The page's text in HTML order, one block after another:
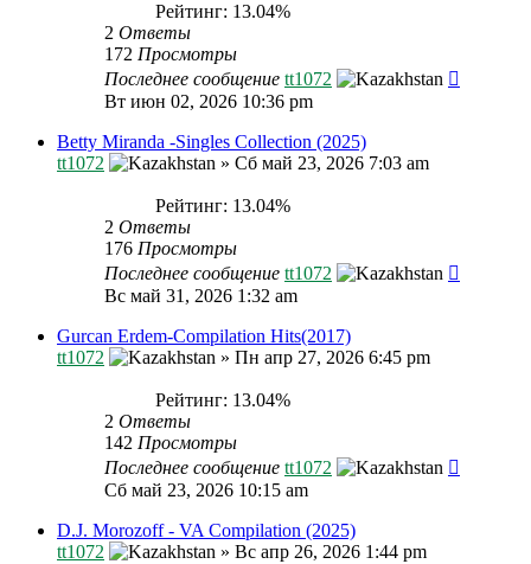
Рейтинг: 13.04%
2 Ответы
172 Просмотры
Последнее сообщение tt1072
Вт июн 02, 2026 10:36 pm
Betty Miranda -Singles Collection (2025)
tt1072
» Сб май 23, 2026 7:03 am
Рейтинг: 13.04%
2 Ответы
176 Просмотры
Последнее сообщение tt1072
Вс май 31, 2026 1:32 am
Gurcan Erdem-Compilation Hits(2017)
tt1072
» Пн апр 27, 2026 6:45 pm
Рейтинг: 13.04%
2 Ответы
142 Просмотры
Последнее сообщение tt1072
Сб май 23, 2026 10:15 am
D.J. Morozoff - VA Compilation (2025)
tt1072
» Вс апр 26, 2026 1:44 pm